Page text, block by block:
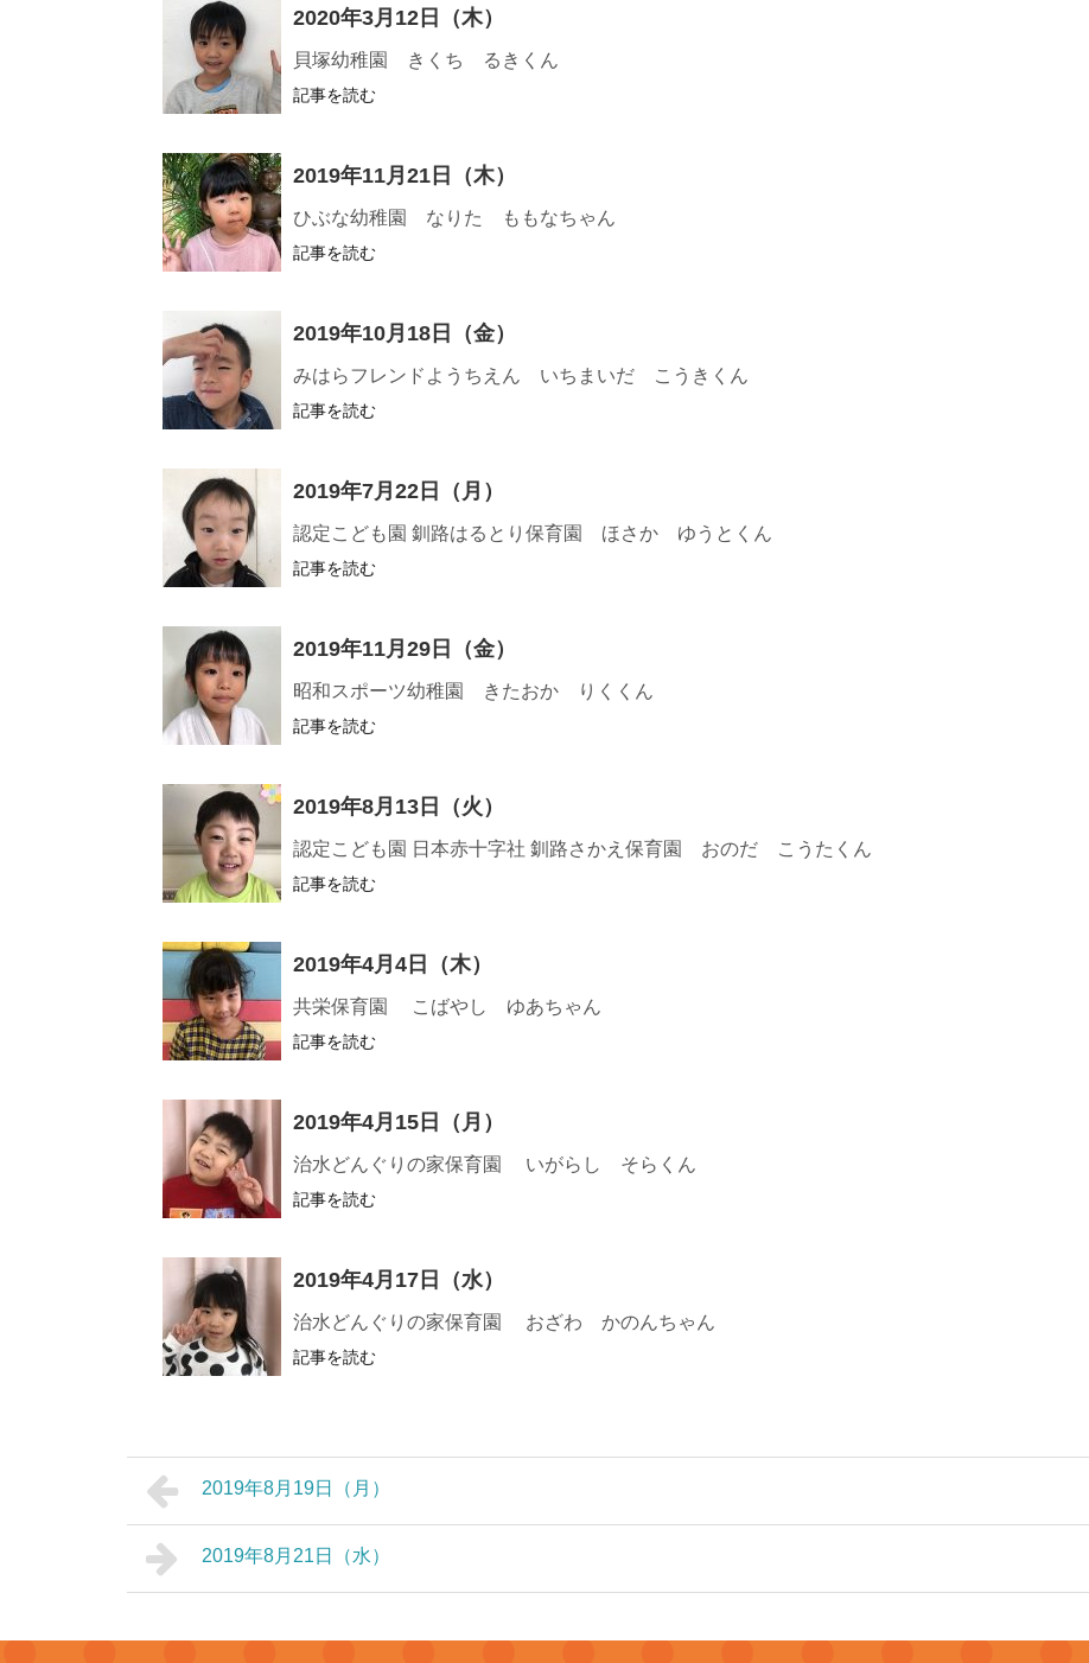
2020年3月12日（木）
貝塚幼稚園 きくち るきくん
記事を読む
2019年11月21日（木）
ひぶな幼稚園 なりた ももなちゃん
記事を読む
2019年10月18日（金）
みはらフレンドようちえん いちまいだ こうきくん
記事を読む
2019年7月22日（月）
認定こども園 釧路はるとり保育園 ほさか ゆうとくん
記事を読む
2019年11月29日（金）
昭和スポーツ幼稚園 きたおか りくくん
記事を読む
2019年8月13日（火）
認定こども園 日本赤十字社 釧路さかえ保育園 おのだ こうたくん
記事を読む
2019年4月4日（木）
共栄保育園 こばやし ゆあちゃん
記事を読む
2019年4月15日（月）
治水どんぐりの家保育園 いがらし そらくん
記事を読む
2019年4月17日（水）
治水どんぐりの家保育園 おざわ かのんちゃん
記事を読む
2019年8月19日（月）
2019年8月21日（水）